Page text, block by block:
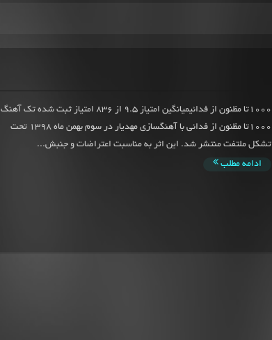
1000تا مظنون از فدائیمیانگین امتیاز 9.5 از 836 امتیاز ثبت شده تک آهنگ
1000تا مظنون از فدائی با آهنگسازی مهدیار در سوم بهمن ماه 1398 تحت
تشکل ملتفت منتشر شد. این اثر به مناسبت اعتراضات و جنبش...
ادامه مطلب